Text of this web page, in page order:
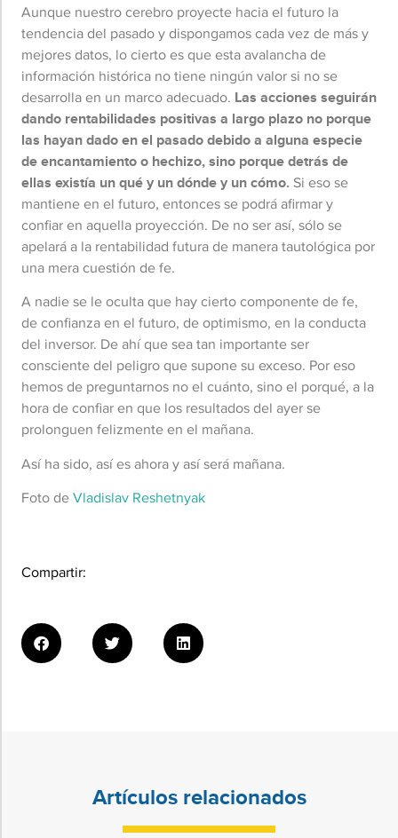
Aunque nuestro cerebro proyecte hacia el futuro la
tendencia del pasado y dispongamos cada vez de más y
mejores datos, lo cierto es que esta avalancha de
información histórica no tiene ningún valor si no se
desarrolla en un marco adecuado. Las acciones seguirán
dando rentabilidades positivas a largo plazo no porque
las hayan dado en el pasado debido a alguna especie
de encantamiento o hechizo, sino porque detrás de
ellas existía un qué y un dónde y un cómo. Si eso se
mantiene en el futuro, entonces se podrá afirmar y
confiar en aquella proyección. De no ser así, sólo se
apelará a la rentabilidad futura de manera tautológica por
una mera cuestión de fe.
A nadie se le oculta que hay cierto componente de fe,
de confianza en el futuro, de optimismo, en la conducta
del inversor. De ahí que sea tan importante ser
consciente del peligro que supone su exceso. Por eso
hemos de preguntarnos no el cuánto, sino el porqué, a la
hora de confiar en que los resultados del ayer se
prolonguen felizmente en el mañana.
Así ha sido, así es ahora y así será mañana.
Foto deVladislav Reshetnyak
Compartir:
Artículos relacionados